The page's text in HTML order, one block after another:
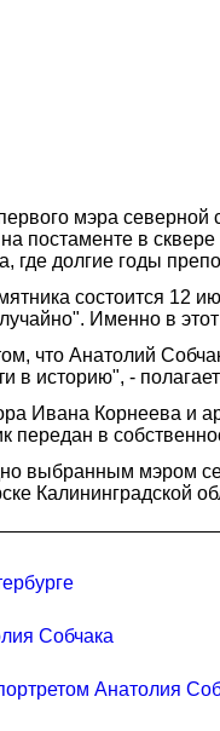
мэра
постаменте в
где долгие годы
состоится 12
Именно в
что Анатолий
в историю", -
Ивана Корнеева и
передан в
выбранным мэром
Калининградской
Собчака
Анатолия